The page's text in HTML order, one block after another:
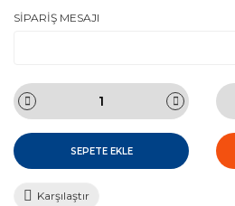
SİPARİŞ MESAJI
SEPETE EKLE
Karşılaştır